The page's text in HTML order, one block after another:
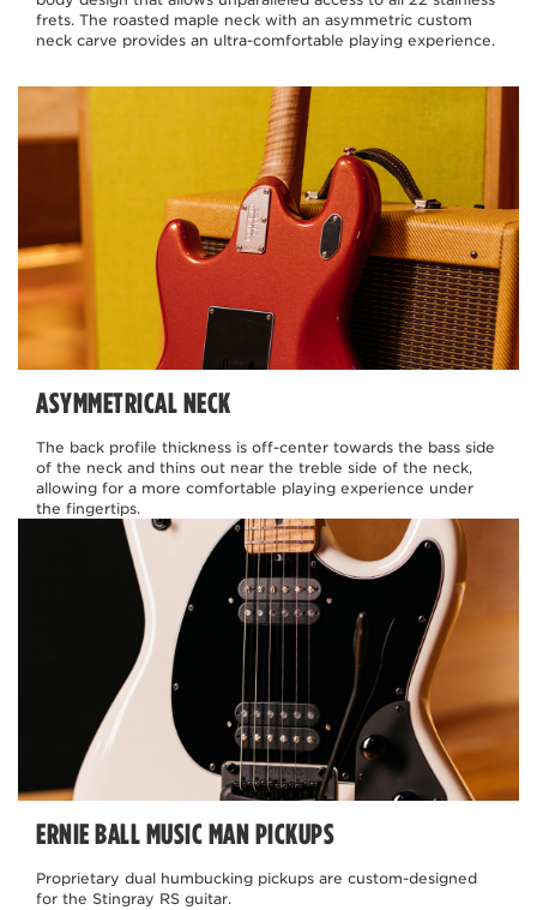
frets. The roasted maple neck with an asymmetric custom
neck carve provides an ultra-comfortable playing experience.
ASYMMETRICAL NECK
The back profile thickness is off-center towards the bass side
of the neck and thins out near the treble side of the neck,
allowing for a more comfortable playing experience under
the fingertips.
ERNIE BALL MUSIC MAN PICKUPS
Proprietary dual humbucking pickups are custom-designed
for the Stingray RS guitar.